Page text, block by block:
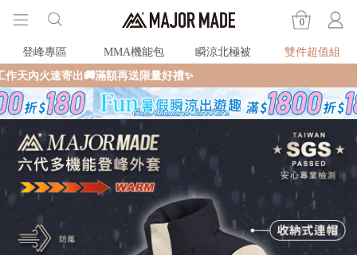
0
登峰專區 MMA機能包 瞬涼北極被
雙件超值組